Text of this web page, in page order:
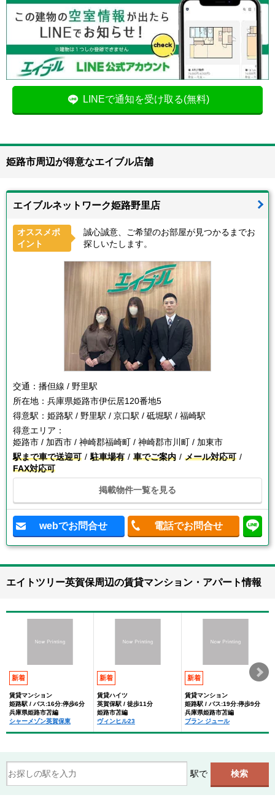
LINEで通知を受け取る(無料)
姫路市周辺が得意なエイブル店舗
エイブルネットワーク姫路野里店
オススメポ
イント
誠心誠意、ご希望のお部屋が見つかるまでお
探しいたします。
交通： 播但線 / 野里駅
所在地： 兵庫県姫路市伊伝居120番地5
得意駅： 姫路駅 / 野里駅 / 京口駅 / 砥堀駅 / 福崎駅
得意エリア：
姫路市 / 加西市 / 神崎郡福崎町 / 神崎郡市川町 / 加東市
駅まで車で送迎可
駐車場有 車でご案内
メール対応可
FAX対応可
掲載物件一覧を見る
webでお問合せ 電話でお問合せ
エイトツリー英賀保周辺の賃貸マンション・アパート情報
新着
賃貸マンション
姫路駅 / バス:16分:停歩6分
兵庫県姫路市苫編
シャーメゾン英賀保東
新着
賃貸ハイツ
英賀保駅 / 徒歩11分
姫路市苫編
ヴィンヒル23
新着
賃貸マンション
姫路駅 / バス:19分:停歩9分
兵庫県姫路市苫編
ブラン ジュール
駅で